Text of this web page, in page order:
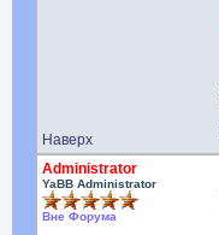
Наверх
Administrator
YaBB Administrator
Вне Форума